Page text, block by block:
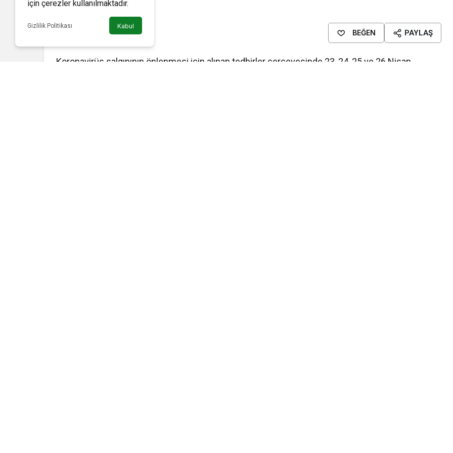
BEĞEN PAYLAŞ
Koronavirüs salgınının önlenmesi için alınan tedbirler çerçevesinde 23, 24, 25 ve 26 Nisan
için çerezler kullanılmaktadır.
Gizlilik Politikası Kabul